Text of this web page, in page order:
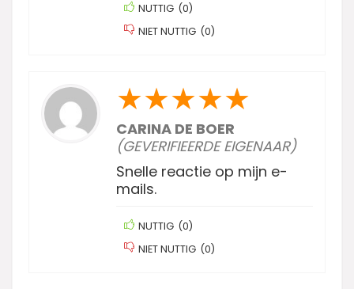
NUTTIG (0)
NIET NUTTIG (0)
★★★★★
CARINA DE BOER
(GEVERIFIEERDE EIGENAAR)
Snelle reactie op mijn e-
mails.
NUTTIG (0)
NIET NUTTIG (0)